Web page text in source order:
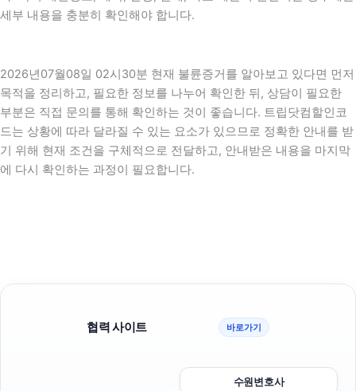
세부 내용을 충분히 확인해야 합니다.
2026년07월08일 02시30분 현재 불륜증거를 알아보고 있다면 먼저
목적을 정리하고, 필요한 정보를 나누어 확인한 뒤, 상담이 필요한
부분은 직접 문의를 통해 확인하는 것이 좋습니다. 트립닷컴할인코
드는 상황에 따라 달라질 수 있는 요소가 있으므로 정확한 안내를 받
기 위해 현재 조건을 구체적으로 전달하고, 안내받은 내용을 마지막
에 다시 확인하는 과정이 필요합니다.
협력 사이트 바로가기
수원변호사